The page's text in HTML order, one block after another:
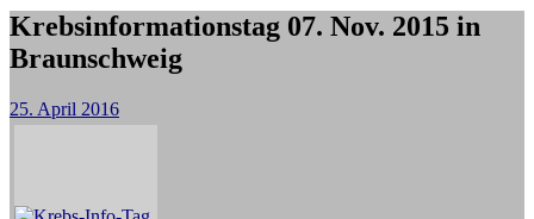
Krebsinformationstag 07. Nov. 2015 in
Braunschweig
25. April 2016